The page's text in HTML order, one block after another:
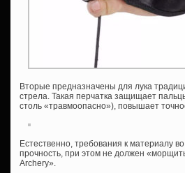
Вторые предназначены для лука
стрела. Такая перчатка защищает
столь «травмоопасно»), повышает
Естественно, требования к материалу
прочность, при этом не должен
Archery».